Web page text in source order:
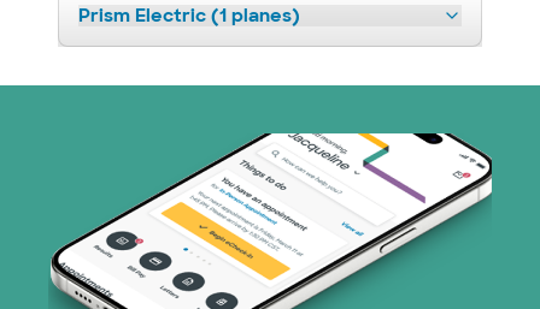
Prism Electric (1 planes)